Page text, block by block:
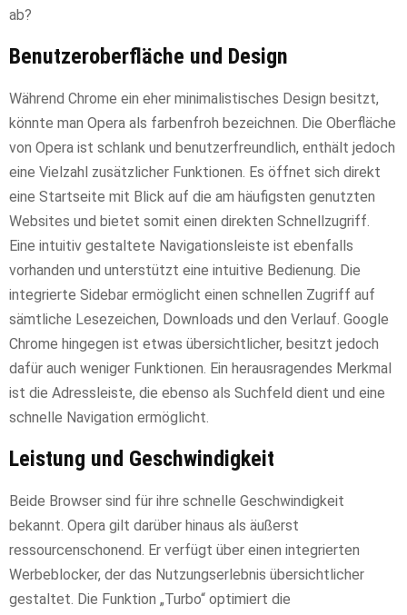
ab?
Benutzeroberfläche und Design
Während Chrome ein eher minimalistisches Design besitzt,
könnte man Opera als farbenfroh bezeichnen. Die Oberfläche
von Opera ist schlank und benutzerfreundlich, enthält jedoch
eine Vielzahl zusätzlicher Funktionen. Es öffnet sich direkt
eine Startseite mit Blick auf die am häufigsten genutzten
Websites und bietet somit einen direkten Schnellzugriff.
Eine intuitiv gestaltete Navigationsleiste ist ebenfalls
vorhanden und unterstützt eine intuitive Bedienung. Die
integrierte Sidebar ermöglicht einen schnellen Zugriff auf
sämtliche Lesezeichen, Downloads und den Verlauf. Google
Chrome hingegen ist etwas übersichtlicher, besitzt jedoch
dafür auch weniger Funktionen. Ein herausragendes Merkmal
ist die Adressleiste, die ebenso als Suchfeld dient und eine
schnelle Navigation ermöglicht.
Leistung und Geschwindigkeit
Beide Browser sind für ihre schnelle Geschwindigkeit
bekannt. Opera gilt darüber hinaus als äußerst
ressourcenschonend. Er verfügt über einen integrierten
Werbeblocker, der das Nutzungserlebnis übersichtlicher
gestaltet. Die Funktion „Turbo“ optimiert die